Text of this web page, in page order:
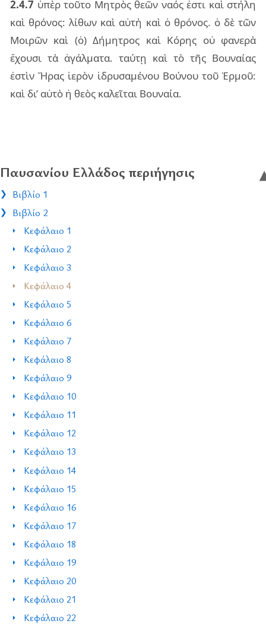
2.4.7 ὑπὲρ τοῦ­το Μητρὸς θεῶν ναός ἐστι καὶ στή­λη
καὶ θρό­νος: λί­θων καὶ αὐτὴ καὶ ὁ θρό­νος. ὁ δὲ τῶν
Μοι­ρῶν καὶ (ὁ) Δήμη­τρος καὶ Κόρης οὐ φα­νε­ρὰ
ἔχου­σι τὰ ἀγάλ­μα­τα. ταύ­τῃ καὶ τὸ τῆς Βου­ναί­ας
ἐστὶν Ἥρας ἱε­ρὸν ἱδρυ­σα­μέ­νου Βού­νου τοῦ Ἑρμοῦ:
καὶ δι’ αὐτὸ ἡ θεὸς κα­λεῖ­ται Βου­ναία.
Παυσανίου Ελλάδος περιήγησις
Βιβλίο 1
Βιβλίο 2
Κεφάλαιο 1
Κεφάλαιο 2
Κεφάλαιο 3
Κεφάλαιο 4
Κεφάλαιο 5
Κεφάλαιο 6
Κεφάλαιο 7
Κεφάλαιο 8
Κεφάλαιο 9
Κεφάλαιο 10
Κεφάλαιο 11
Κεφάλαιο 12
Κεφάλαιο 13
Κεφάλαιο 14
Κεφάλαιο 15
Κεφάλαιο 16
Κεφάλαιο 17
Κεφάλαιο 18
Κεφάλαιο 19
Κεφάλαιο 20
Κεφάλαιο 21
Κεφάλαιο 22